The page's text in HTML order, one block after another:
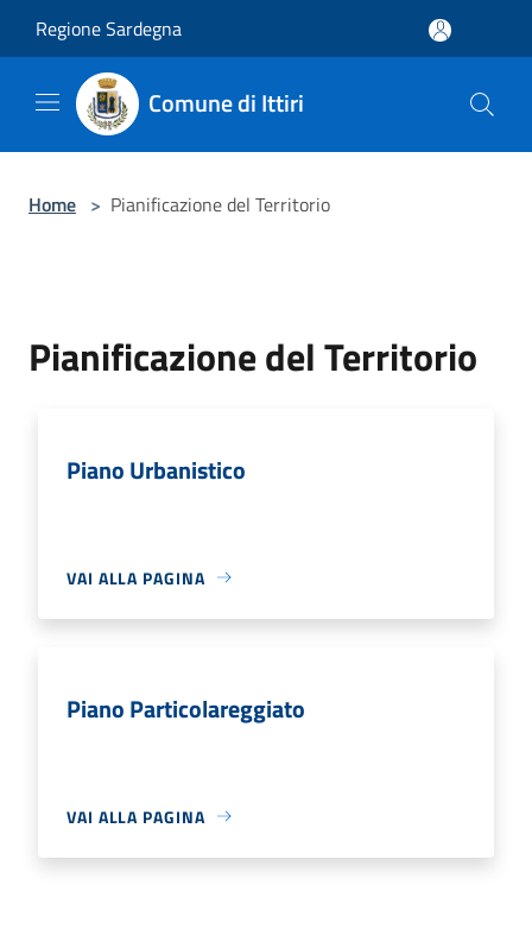
Regione Sardegna
Comune di Ittiri
Home > Pianificazione del Territorio
Pianificazione del Territorio
Piano Urbanistico
VAI ALLA PAGINA
Piano Particolareggiato
VAI ALLA PAGINA